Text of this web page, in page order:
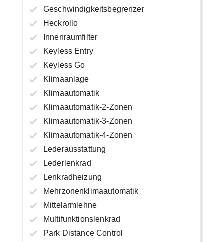
Geschwindigkeitsbegrenzer
Heckrollo
Innenraumfilter
Keyless Entry
Keyless Go
Klimaanlage
Klimaautomatik
Klimaautomatik-2-Zonen
Klimaautomatik-3-Zonen
Klimaautomatik-4-Zonen
Lederausstattung
Lederlenkrad
Lenkradheizung
Mehrzonenklimaautomatik
Mittelarmlehne
Multifunktionslenkrad
Park Distance Control